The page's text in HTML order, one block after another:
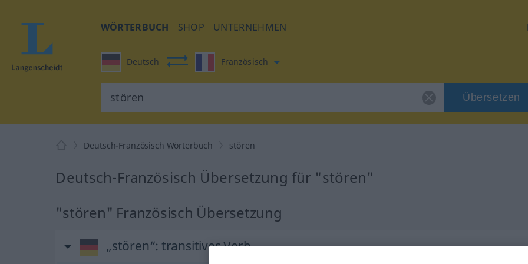
WÖRTERBUCH SHOP UNTERNEHMEN
Deutsch Französisch
Übersetzen
Deutsch-Französisch Wörterbuch stören
Deutsch-Französisch Übersetzung für "stören"
"stören" Französisch Übersetzung
„stören“: transitives Verb